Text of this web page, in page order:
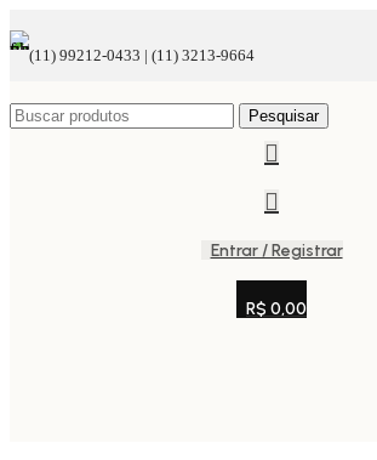
Seja
(11) 99212-0433 | (11) 3213-9664
Pesquisar
Entrar / Registrar
R$ 0,00